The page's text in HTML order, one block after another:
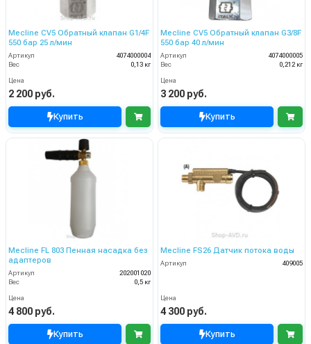
Mecline CV5 Обратный клапан G1/4F
550 бар 25 л/мин
Артикул
4074000004
Вес
0,13 кг
Цена
2 200 руб.
Купить
Mecline CV5 Обратный клапан G3/8F
550 бар 40 л/мин
Артикул
4074000005
Вес
0,212 кг
Цена
3 200 руб.
Купить
Mecline FL 803 Пенная насадка без
адаптеров
Артикул
202001020
Вес
0,5 кг
Цена
4 800 руб.
Купить
Mecline FS26 Датчик потока воды
Артикул 409005
Цена
4 300 руб.
Купить